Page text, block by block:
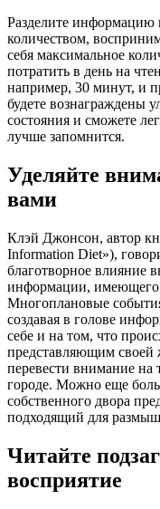
Разделите информацию
количеством,
себя максимальное
потратить в день на
например, 30 минут, и
будете вознаграждены
состояния и сможете
лучше запомнится.
Уделяйте
вами
Клэй Джонсон, автор
Information Diet»),
благотворное влияние
информации, имеющего
Многоплановые
создавая в голове
себе и на том, что
представляющим своей
перевести внимание на
городе. Можно еще
собственного двора
подходящий для
Читайте
восприятие